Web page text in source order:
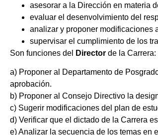
asesorar a la Dirección en materia
evaluar el desenvolvimiento del
analizar y proponer modificaciones
supervisar el cumplimiento de los
Son funciones del
Director de la Carrera:
a) Proponer al Departamento de
aprobación.
b) Proponer al Consejo Directivo la
c) Sugerir modificaciones del plan de
d) Verificar que el dictado de la Carrera
e) Analizar la secuencia de los temas en